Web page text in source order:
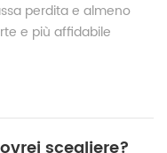
perdita e almeno
e più affidabile